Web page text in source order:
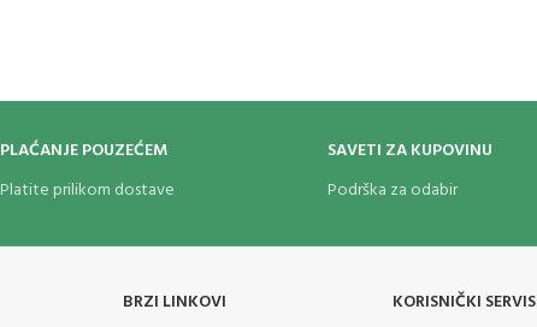
PLAĆANJE POUZEĆEM
Platite prilikom dostave
SAVETI ZA KUPOVINU
Podrška za odabir
BRZI LINKOVI
KORISNIČKI SERVIS